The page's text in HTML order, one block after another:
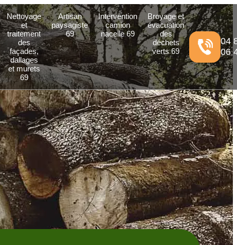
Nettoyage
et
traitement
des
façades,
dallages
et murets
69
Artisan
paysagiste
69
Intervention
camion
nacelle 69
Broyage et
évacuation
des
déchets
verts 69
04
06